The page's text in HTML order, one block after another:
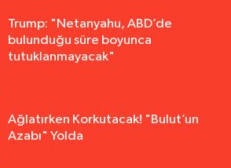
Trump: "Netanyahu, ABD’de
bulunduğu süre boyunca
tutuklanmayacak"
Ağlatırken Korkutacak! "Bulut’un
Azabı" Yolda